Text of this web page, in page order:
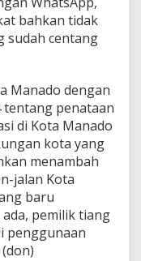
bahkan tidak
sudah centang
Manado dengan
tentang penataan
di Kota Manado
kota yang
menambah
jalan Kota
baru
pemilik tiang
penggunaan